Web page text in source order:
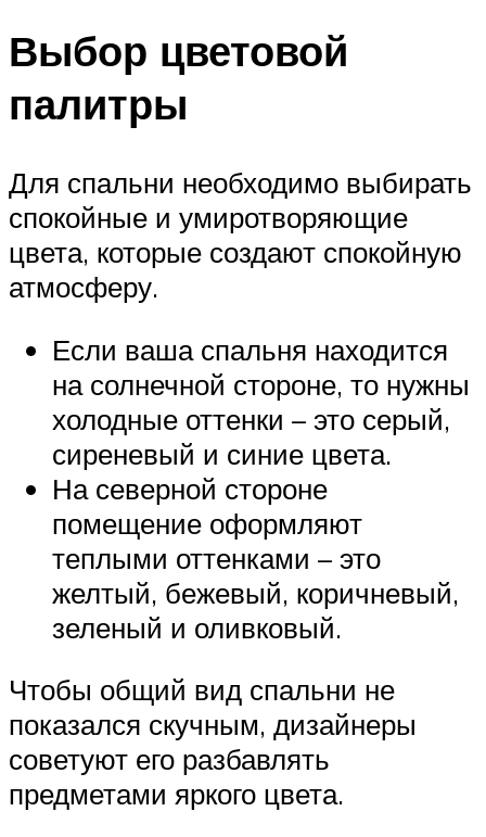
Выбор цветовой
палитры
Для спальни необходимо выбирать
спокойные и умиротворяющие
цвета, которые создают спокойную
атмосферу.
Если ваша спальня находится
на солнечной стороне, то нужны
холодные оттенки – это серый,
сиреневый и синие цвета.
На северной стороне
помещение оформляют
теплыми оттенками – это
желтый, бежевый, коричневый,
зеленый и оливковый.
Чтобы общий вид спальни не
показался скучным, дизайнеры
советуют его разбавлять
предметами яркого цвета.